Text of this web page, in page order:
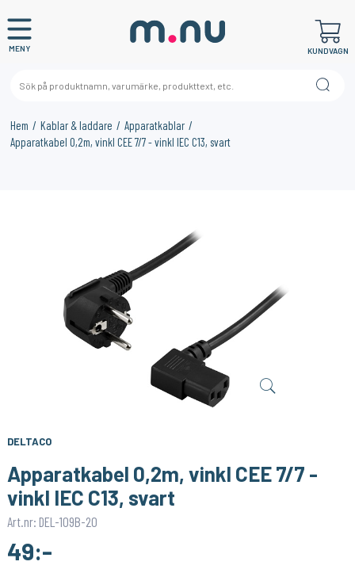
MENY KUNDVAGN
Hem Kablar & laddare
Apparatkablar
Apparatkabel 0,2m, vinkl CEE 7/7 - vinkl IEC C13, svart
1PIXEL
DELTACO
Apparatkabel 0,2m, vinkl CEE 7/7 -
vinkl IEC C13, svart
Art.nr: DEL-109B-20
49:-